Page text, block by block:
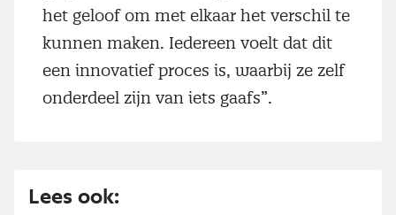
het geloof om met elkaar het verschil te
kunnen maken. Iedereen voelt dat dit
een innovatief proces is, waarbij ze zelf
onderdeel zijn van iets gaafs”.
Lees ook: